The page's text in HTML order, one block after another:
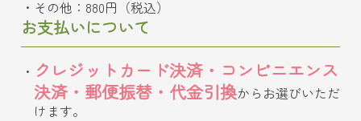
その他：880円（税込）
お支払いについて
クレジットカード決済・コンビニエンス
決済・郵便振替・代金引換からお選びいただ
けます。